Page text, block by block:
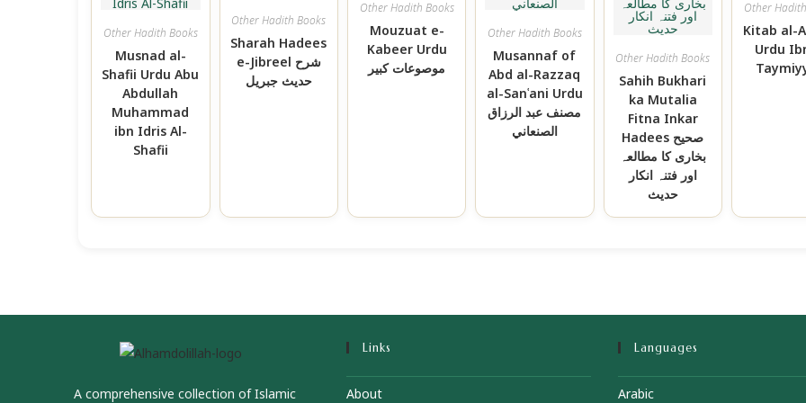
Other Hadith Books
Musnad al-
Shafii Urdu Abu
Abdullah
Muhammad
ibn Idris Al-
Shafii
Other Hadith Books
Sharah Hadees
e-Jibreel شرح
حدیث جبریل
Other Hadith Books
Mouzuat e-
Kabeer Urdu
موصوعات کبیر
Other Hadith Books
Musannaf of
Abd al-Razzaq
al-Sanʿani Urdu
مصنف عبد الرزاق
الصنعاني
Other Hadith Books
Sahih Bukhari
ka Mutalia
Fitna Inkar
Hadees صحیح
بخاری کا مطالعہ
اور فتنہ انکار
حدیث
Other
Kitab al-
Urdu
A comprehensive collection of Islamic
Links
About
Languages
Arabic